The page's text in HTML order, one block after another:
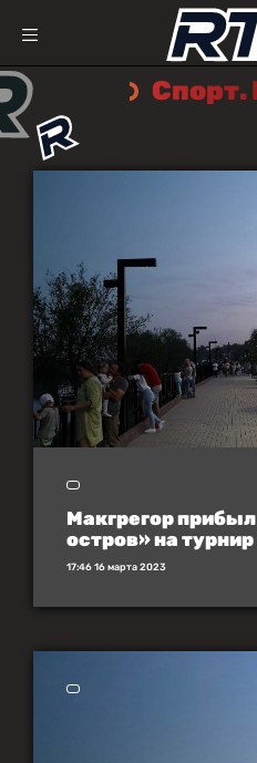
Спорт.
Макгрегор
остров» на турнир
17:46 16 марта 2023